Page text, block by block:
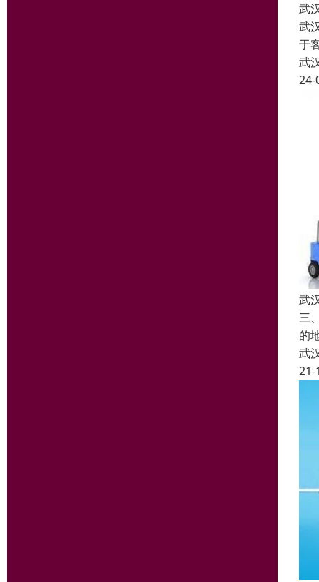
武
武
于
武
24-
武
三
的
武
21-